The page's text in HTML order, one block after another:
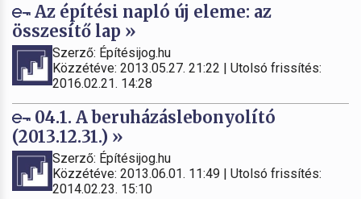
Az építési napló új eleme: az
összesítő lap »
Szerző: Építésijog.hu
Közzétéve: 2013.05.27. 21:22 | Utolsó frissítés:
2016.02.21. 14:28
04.1. A beruházáslebonyolító
(2013.12.31.) »
Szerző: Építésijog.hu
Közzétéve: 2013.06.01. 11:49 | Utolsó frissítés:
2014.02.23. 15:10